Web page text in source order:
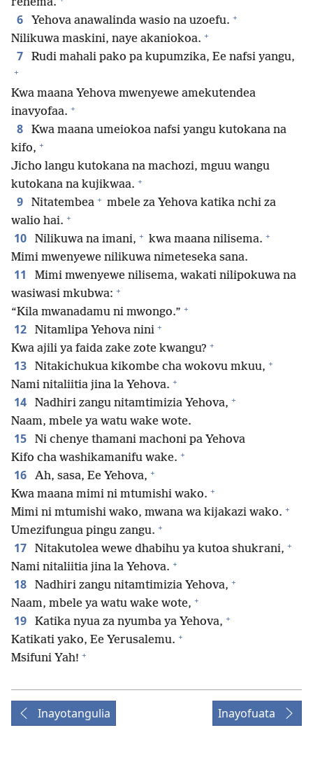
6 Yehova anawalinda wasio na uzoefu. +
Nilikuwa maskini, naye akaniokoa. +
7 Rudi mahali pako pa kupumzika, Ee nafsi yangu,
+
Kwa maana Yehova mwenyewe amekutendea
inavyofaa. +
8
Kwa maana umeiokoa nafsi yangu kutokana na
kifo, +
Jicho langu kutokana na machozi, mguu wangu
kutokana na kujikwaa. +
9 Nitatembea + mbele za Yehova katika nchi za
walio hai. +
10 Nilikuwa na imani, + kwa maana nilisema. +
Mimi mwenyewe nilikuwa nimeteseka sana.
11
Mimi mwenyewe nilisema, wakati nilipokuwa na
wasiwasi mkubwa: +
“Kila mwanadamu ni mwongo.” +
12 Nitamlipa Yehova nini +
Kwa ajili ya faida zake zote kwangu? +
13 Nitakichukua kikombe cha wokovu mkuu, +
Nami nitaliitia jina la Yehova. +
14 Nadhiri zangu nitamtimizia Yehova, +
Naam, mbele ya watu wake wote.
15
Ni chenye thamani machoni pa Yehova
Kifo cha washikamanifu wake. +
16 Ah, sasa, Ee Yehova, +
Kwa maana mimi ni mtumishi wako. +
Mimi ni mtumishi wako, mwana wa kijakazi wako. +
Umezifungua pingu zangu. +
17 Nitakutolea wewe dhabihu ya kutoa shukrani, +
Nami nitaliitia jina la Yehova. +
18 Nadhiri zangu nitamtimizia Yehova, +
Naam, mbele ya watu wake wote, +
19 Katika nyua za nyumba ya Yehova, +
Katikati yako, Ee Yerusalemu. +
Msifuni Yah! +
Inayotangulia Inayofuata